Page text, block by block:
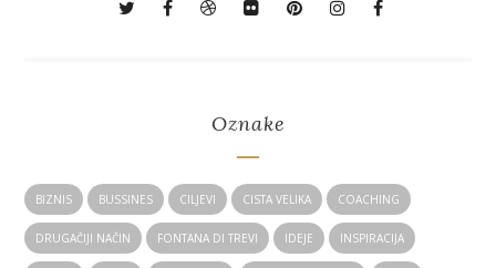
Oznake
BIZNIS BUSSINES CILJEVI CISTA VELIKA COACHING
DRUGAČIJI NAČIN FONTANA DI TREVI IDEJE INSPIRACIJA